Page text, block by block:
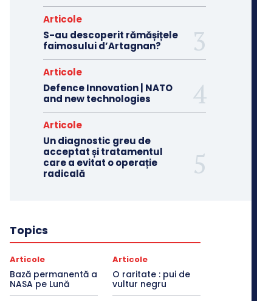
Articole
S-au descoperit rămășițele
faimosului d’Artagnan?
Articole
Defence Innovation | NATO
and new technologies
Articole
Un diagnostic greu de
acceptat și tratamentul
care a evitat o operație
radicală
Topics
Articole
Bază permanentă a
NASA pe Lună
Articole
O raritate : pui de
vultur negru